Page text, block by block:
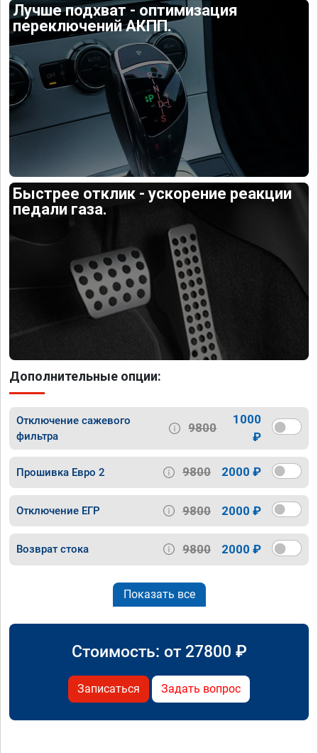
Лучше подхват - оптимизация
переключений АКПП.
Быстрее отклик - ускорение реакции
педали газа.
Дополнительные опции:
Отключение сажевого
фильтра
9800
1000
₽
Прошивка Евро 2 9800 2000 ₽
Отключение ЕГР 9800 2000 ₽
Возврат стока 9800 2000 ₽
Показать все
Стоимость: от 27800 ₽
Записаться Задать вопрос